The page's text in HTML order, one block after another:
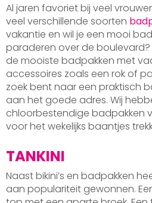
Al jaren favoriet bij veel
veel verschillende soorten
vakantie en wil je een mooi
paraderen over de boulevard?
de mooiste badpakken met
accessoires zoals een rok of
zoek bent naar een praktisch
aan het goede adres. Wij
chloorbestendige badpakken
voor het wekelijks baantjes
TANKINI
Naast bikini’s en badpakken
aan populariteit gewonnen.